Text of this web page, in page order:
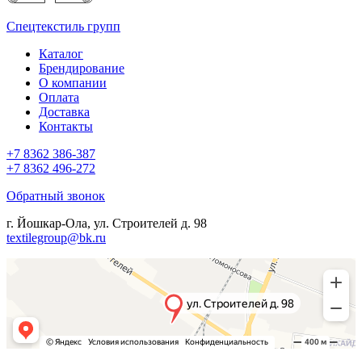
Спецтекстиль групп
Каталог
Брендирование
О компании
Оплата
Доставка
Контакты
+7 8362 386-387
+7 8362 496-272
Обратный звонок
г. Йошкар-Ола, ул. Строителей д. 98
textilegroup@bk.ru